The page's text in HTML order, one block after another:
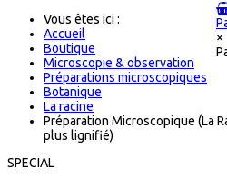
×
Vous êtes ici :
Accueil
Boutique
Microscopie & observation
Préparations microscopiques
Botanique
La racine
Préparation Microscopique (La
plus lignifié)
SPECIAL